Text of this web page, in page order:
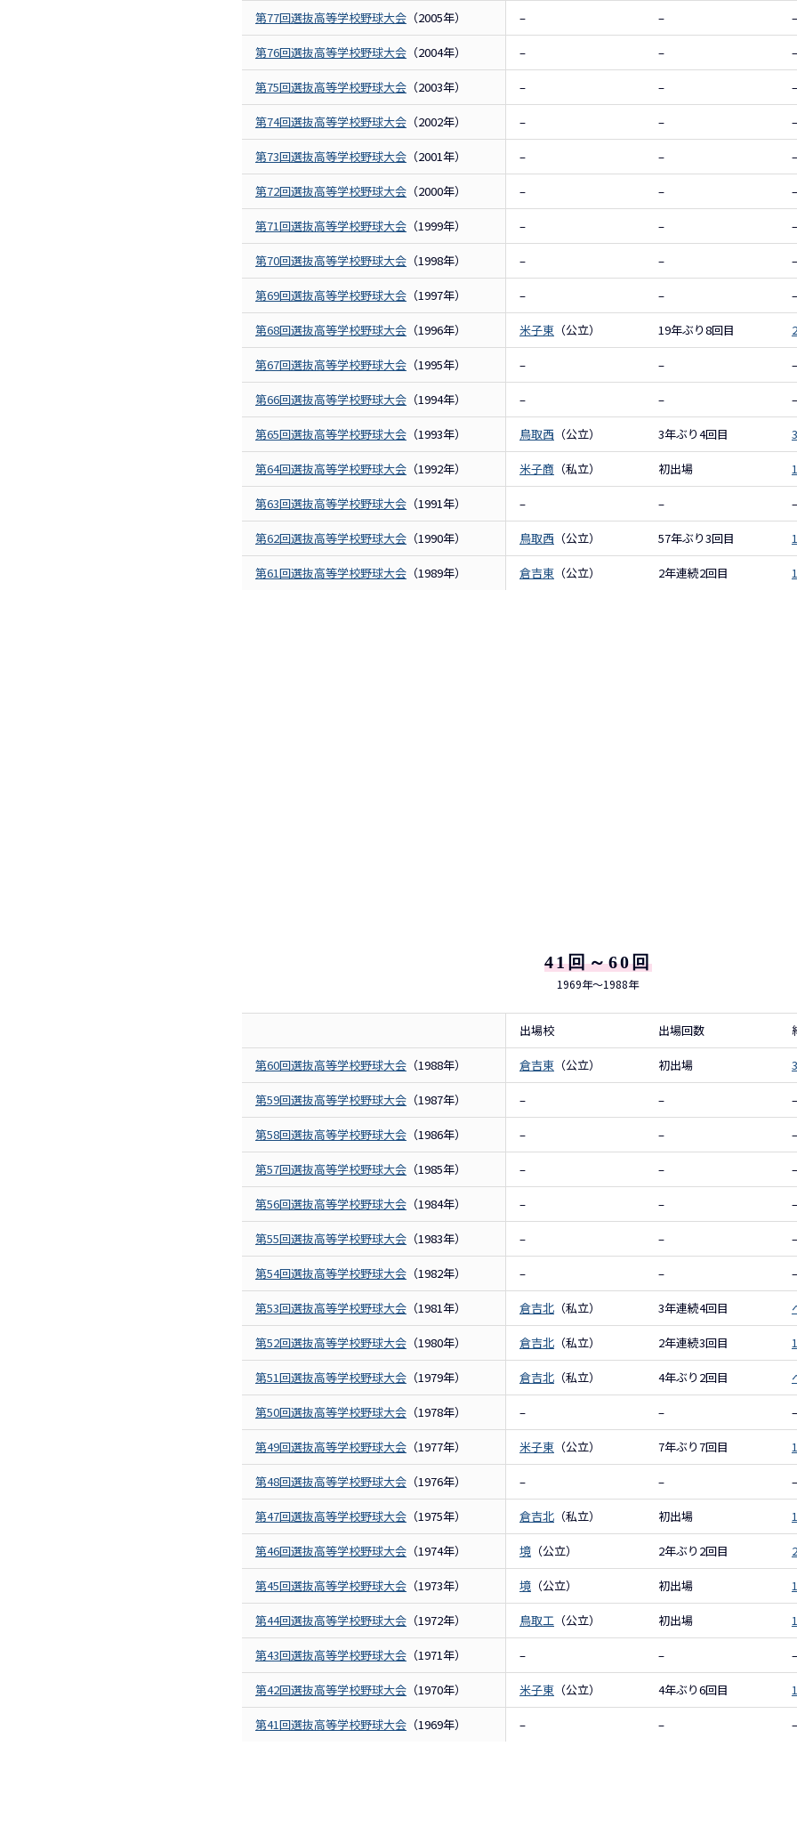
第77回選抜高等学校野球大会 （2005年） – – –
第76回選抜高等学校野球大会 （2004年） – – –
第75回選抜高等学校野球大会 （2003年） – – –
第74回選抜高等学校野球大会 （2002年） – – –
第73回選抜高等学校野球大会 （2001年） – – –
第72回選抜高等学校野球大会 （2000年） – – –
第71回選抜高等学校野球大会 （1999年） – – –
第70回選抜高等学校野球大会 （1998年） – – –
第69回選抜高等学校野球大会 （1997年） – – –
第68回選抜高等学校野球大会 （1996年） 米子東 （公立） 19年ぶり8回目
第67回選抜高等学校野球大会 （1995年） – – –
第66回選抜高等学校野球大会 （1994年） – – –
第65回選抜高等学校野球大会 （1993年） 鳥取西 （公立） 3年ぶり4回目
第64回選抜高等学校野球大会 （1992年） 米子商 （私立） 初出場
第63回選抜高等学校野球大会 （1991年） – – –
第62回選抜高等学校野球大会 （1990年） 鳥取西 （公立） 57年ぶり3回目
第61回選抜高等学校野球大会 （1989年） 倉吉東 （公立） 2年連続2回目
41回～60回
1969年～1988年
出場校 出場回数
第60回選抜高等学校野球大会 （1988年） 倉吉東 （公立） 初出場
第59回選抜高等学校野球大会 （1987年） – – –
第58回選抜高等学校野球大会 （1986年） – – –
第57回選抜高等学校野球大会 （1985年） – – –
第56回選抜高等学校野球大会 （1984年） – – –
第55回選抜高等学校野球大会 （1983年） – – –
第54回選抜高等学校野球大会 （1982年） – – –
第53回選抜高等学校野球大会 （1981年） 倉吉北 （私立） 3年連続4回目
第52回選抜高等学校野球大会 （1980年） 倉吉北 （私立） 2年連続3回目
第51回選抜高等学校野球大会 （1979年） 倉吉北 （私立） 4年ぶり2回目
第50回選抜高等学校野球大会 （1978年） – – –
第49回選抜高等学校野球大会 （1977年） 米子東 （公立） 7年ぶり7回目
第48回選抜高等学校野球大会 （1976年） – – –
第47回選抜高等学校野球大会 （1975年） 倉吉北 （私立） 初出場
第46回選抜高等学校野球大会 （1974年） 境 （公立） 2年ぶり2回目
第45回選抜高等学校野球大会 （1973年） 境 （公立） 初出場
第44回選抜高等学校野球大会 （1972年） 鳥取工 （公立） 初出場
第43回選抜高等学校野球大会 （1971年） – – –
第42回選抜高等学校野球大会 （1970年） 米子東 （公立） 4年ぶり6回目
第41回選抜高等学校野球大会 （1969年） – – –